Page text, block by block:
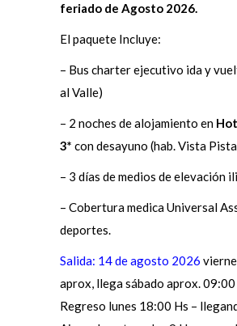
feriado de Agosto 2026.
El paquete Incluye:
– Bus charter ejecutivo ida y
al Valle)
– 2 noches de alojamiento en
3* con desayuno (hab. Vista
– 3 días de medios de elevación
– Cobertura medica Universal
deportes.
Salida: 14 de agosto 2026
aprox, llega sábado aprox.
Regreso lunes 18:00 Hs –